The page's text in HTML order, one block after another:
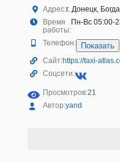
Адрес:г. Донецк,
Время
работы:
Пн-Вс 05:00-
Телефон: Показать
Сайт:https://taxi-
Соцсети:
Просмотров:21
Автор:yand